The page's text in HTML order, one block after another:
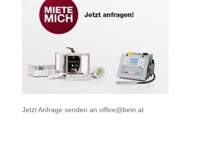
Jetzt Anfrage senden an office@bein.at